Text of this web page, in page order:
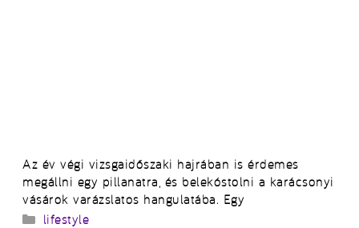
Az év végi vizsgaidőszaki hajrában is érdemes
megállni egy pillanatra, és belekóstolni a karácsonyi
vásárok varázslatos hangulatába. Egy
Kategória
lifestyle